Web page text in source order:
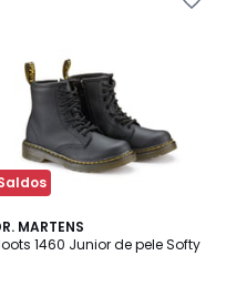
MARTENS
1460 Junior de pele Softy
4,4
/ 5